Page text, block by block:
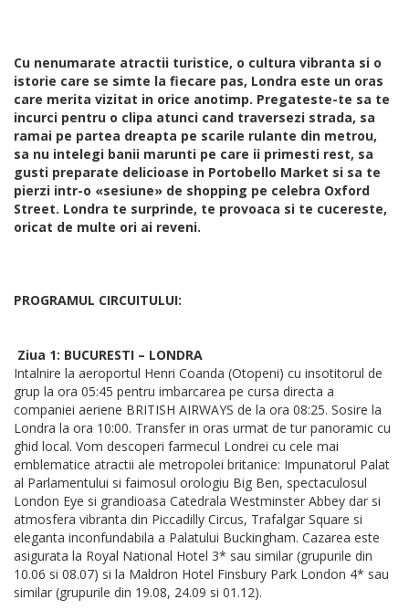
Cu nenumarate atractii turistice, o cultura vibranta si o
istorie care se simte la fiecare pas, Londra este un oras
care merita vizitat in orice anotimp. Pregateste-te sa te
incurci pentru o clipa atunci cand traversezi strada, sa
ramai pe partea dreapta pe scarile rulante din metrou,
sa nu intelegi banii marunti pe care ii primesti rest, sa
gusti preparate delicioase in Portobello Market si sa te
pierzi intr-o «sesiune» de shopping pe celebra Oxford
Street. Londra te surprinde, te provoaca si te cucereste,
oricat de multe ori ai reveni.
PROGRAMUL CIRCUITULUI:
Ziua 1: BUCURESTI – LONDRA
Intalnire la aeroportul Henri Coanda (Otopeni) cu insotitorul de
grup la ora 05:45 pentru imbarcarea pe cursa directa a
companiei aeriene BRITISH AIRWAYS de la ora 08:25. Sosire la
Londra la ora 10:00. Transfer in oras urmat de tur panoramic cu
ghid local. Vom descoperi farmecul Londrei cu cele mai
emblematice atractii ale metropolei britanice: Impunatorul Palat
al Parlamentului si faimosul orologiu Big Ben, spectaculosul
London Eye si grandioasa Catedrala Westminster Abbey dar si
atmosfera vibranta din Piccadilly Circus, Trafalgar Square si
eleganta inconfundabila a Palatului Buckingham. Cazarea este
asigurata la Royal National Hotel 3* sau similar (grupurile din
10.06 si 08.07) si la Maldron Hotel Finsbury Park London 4* sau
similar (grupurile din 19.08, 24.09 si 01.12).